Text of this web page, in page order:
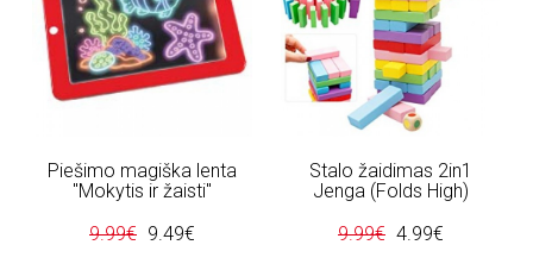
Piešimo magiška lenta
"Mokytis ir žaisti"
9.99€ 9.49€
Stalo žaidimas 2in1
Jenga (Folds High)
9.99€ 4.99€